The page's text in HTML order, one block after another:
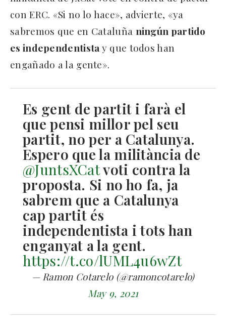
con ERC. «Si no lo hace», advierte, «ya
sabremos que en Cataluña ningún partido
es independentista y que todos han
engañado a la gente».
Es gent de partit i farà el
que pensi millor pel seu
partit, no per a Catalunya.
Espero que la militància de
@JuntsXCatvoti contra la
proposta. Si no ho fa, ja
sabrem que a Catalunya
cap partit és
independentista i tots han
enganyat a la gent.
https://t.co/lUML4u6wZt
— Ramon Cotarelo (@ramoncotarelo)
May 9, 2021